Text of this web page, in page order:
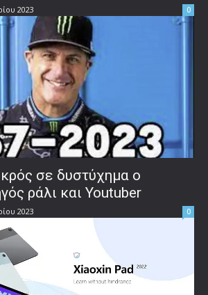
2023 0
σε δυστύχημα ο
ράλι και Youtuber
2023 0